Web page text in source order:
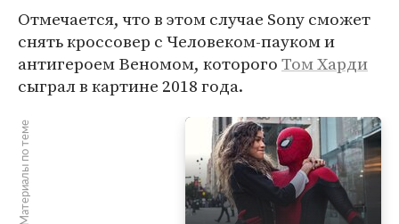
Отмечается, что в этом случае Sony сможет
снять кроссовер с Человеком-пауком и
антигероем Веномом, которогоТом Харди
сыграл в картине 2018 года.
Материалы по теме